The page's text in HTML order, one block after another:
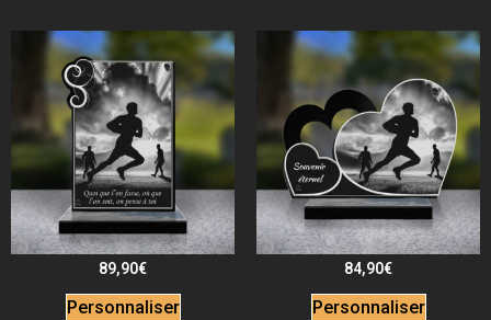
89,90€
Personnaliser
84,90€
Personnaliser